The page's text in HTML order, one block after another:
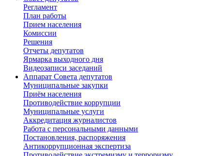
Регламент
План работы
Прием населения
Комиссии
Решения
Отчеты депутатов
Ярмарка выходного дня
Видеозаписи заседаний
Аппарат Совета депутатов
Муниципальные закупки
Приём населения
Противодействие коррупции
Муниципальные услуги
Аккредитация журналистов
Работа с персональными данными
Постановления, распоряжения
Антикоррупционная экспертиза